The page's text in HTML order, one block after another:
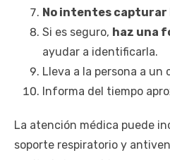
No intentes capturar
Si es seguro, haz una
ayudar a identificarla.
Lleva a la persona a un
Informa del tiempo
La atención médica puede
soporte respiratorio y